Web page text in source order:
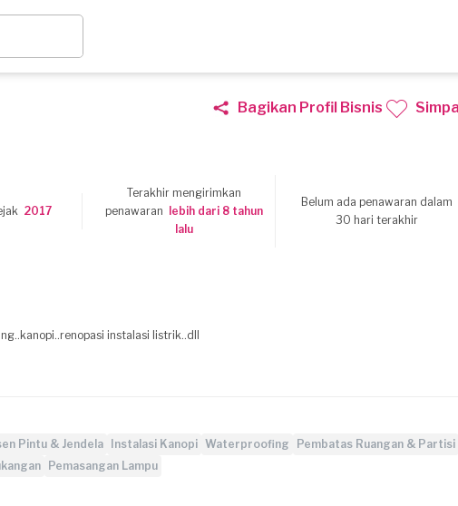
Bagikan Profil Bisnis
2017
Terakhir mengirimkan
penawaran
lebih dari 8 tahun
lalu
Belum ada penawaran dalam
30 hari terakhir
instalasi listrik..dll
Pintu & Jendela Instalasi Kanopi Waterproofing
Pembatas Ruangan & Partisi
Pemasangan Lampu